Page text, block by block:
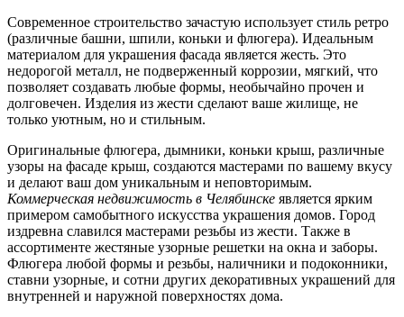
Современное строительство зачастую использует стиль ретро
(различные башни, шпили, коньки и флюгера). Идеальным
материалом для украшения фасада является жесть. Это
недорогой металл, не подверженный коррозии, мягкий, что
позволяет создавать любые формы, необычайно прочен и
долговечен. Изделия из жести сделают ваше жилище, не
только уютным, но и стильным.
Оригинальные флюгера, дымники, коньки крыш, различные
узоры на фасаде крыш, создаются мастерами по вашему вкусу
и делают ваш дом уникальным и неповторимым.
Коммерческая недвижимость в Челябинске является ярким
примером самобытного искусства украшения домов. Город
издревна славился мастерами резьбы из жести. Также в
ассортименте жестяные узорные решетки на окна и заборы.
Флюгера любой формы и резьбы, наличники и подоконники,
ставни узорные, и сотни других декоративных украшений для
внутренней и наружной поверхностях дома.